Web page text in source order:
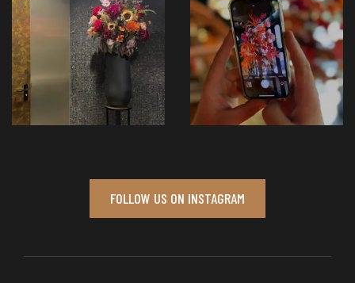
FOLLOW US ON INSTAGRAM